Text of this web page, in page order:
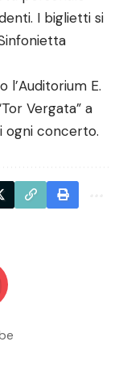
I biglietti si
l’Auditorium E.
Vergata” a
ogni concerto.